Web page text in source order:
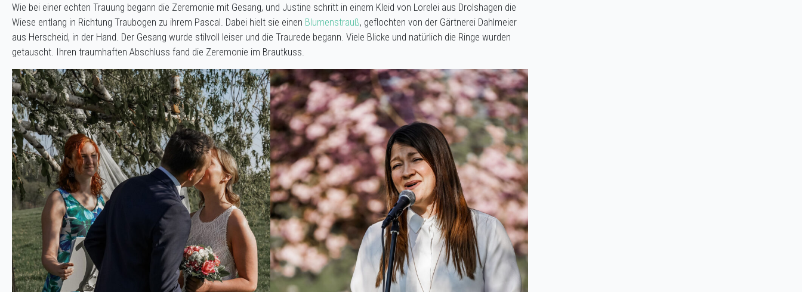
Wie bei einer echten Trauung begann die Zeremonie mit Gesang, und Justine schritt in einem Kleid von Lorelei aus Drolshagen die
Wiese entlang in Richtung Traubogen zu ihrem Pascal. Dabei hielt sie einen Blumenstrauß, geflochten von der Gärtnerei Dahlmeier
aus Herscheid, in der Hand. Der Gesang wurde stilvoll leiser und die Traurede begann. Viele Blicke und natürlich die Ringe wurden
getauscht. Ihren traumhaften Abschluss fand die Zeremonie im Brautkuss.